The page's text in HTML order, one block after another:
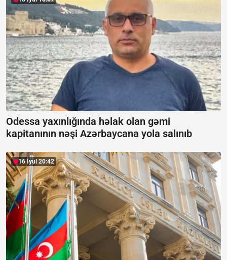
Odessa yaxınlığında həlak olan gəmi
kapitanının nəşi Azərbaycana yola salınıb
16 İyul 20:42